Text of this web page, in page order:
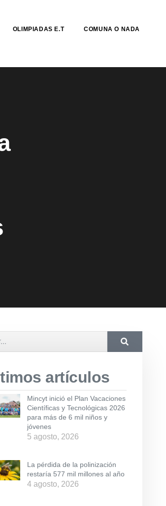
OLIMPIADAS E.T COMUNA O NADA
artículos
Mincyt inició el Plan Vacaciones
Científicas y Tecnológicas 2026
para más de 6 mil niños y
jóvenes
5 agosto, 2026
La pérdida de la polinización
restaría 577 mil millones al año
4 agosto, 2026